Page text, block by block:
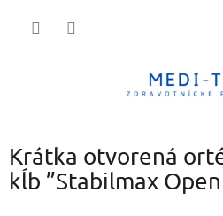
Krátka otvorená
kĺb ”Stabilmax